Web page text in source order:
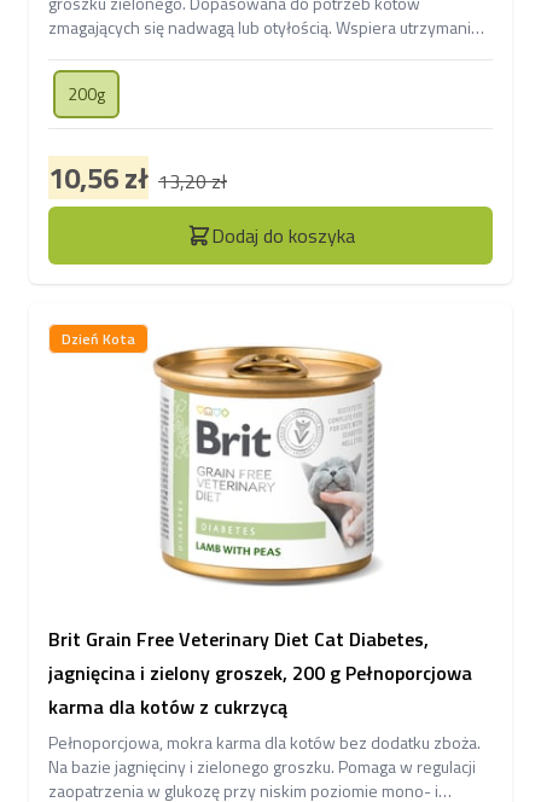
zmagających się nadwagą lub otyłością. Wspiera utrzymanie
200g
10,56 zł 13,20 zł
Dodaj do koszyka
Brit Grain Free Veterinary Diet Cat Diabetes,
jagnięcina i zielony groszek, 200 g Pełnoporcjowa
karma dla kotów z cukrzycą
Pełnoporcjowa, mokra karma dla kotów bez dodatku zboża.
Na bazie jagnięciny i zielonego groszku. Pomaga w regulacji
zaopatrzenia w glukozę przy niskim poziomie mono- i
Dzień Kota